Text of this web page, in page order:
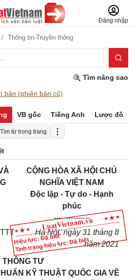
Đăng nhập
Thông tin-Truyền thông
Tìm nâng cao
bản (phiên bản cũ)
VB gốc Tiếng Anh Lược đồ
Tìm từ trong trang
Hiệu lực: Đã biết
Tình trạng hiệu lực: Đã biết
CỘNG HÒA XÃ HỘI CHỦ
NGHĨA VIỆT NAM
Độc lập - Tự do - Hạnh
phúc
---------------
Hà Nội, ngày 31 tháng 8
năm 2021
THÔNG TƯ
KỸ THUẬT QUỐC GIA VỀ